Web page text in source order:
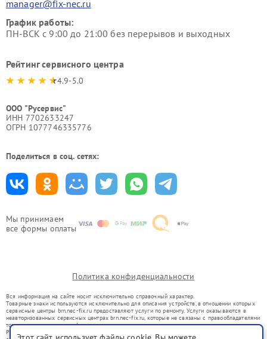
Мы принимаем
все формы оплаты
manager@fix-nec.ru
График работы:
ПН-ВСК с 9:00 до 21:00 без перерывов и выходных
Рейтинг сервисного центра
4.9-5.0
ООО "Русервис"
ИНН 7702633247
ОГРН 1077746335776
Поделиться в соц. сетях:
Политика конфиденциальности
Вся информация на сайте носит исключительно справочный характер.
Товарные знаки используются исключительно для описания устройств, в отношении которых
сервисные центры brn.nec-fix.ru предоставляют услуги по ремонту. Услуги оказываются в
неавторизованных сервисных центрах brn.nec-fix.ru, которые не связаны с правообладателями
товарных знаков или их официальными представителями.
Ремонт осуществляется для устройств, уже введенных в гражданский оборот в соответствии